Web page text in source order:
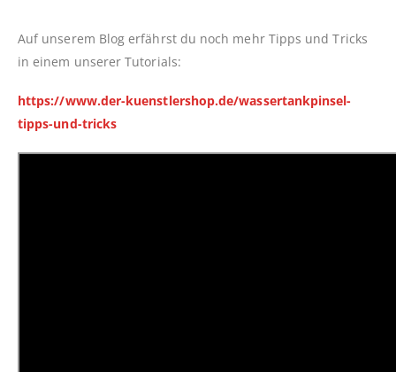
Auf unserem Blog erfährst du noch mehr Tipps und Tricks
in einem unserer Tutorials:
https://www.der-kuenstlershop.de/wassertankpinsel-
tipps-und-tricks